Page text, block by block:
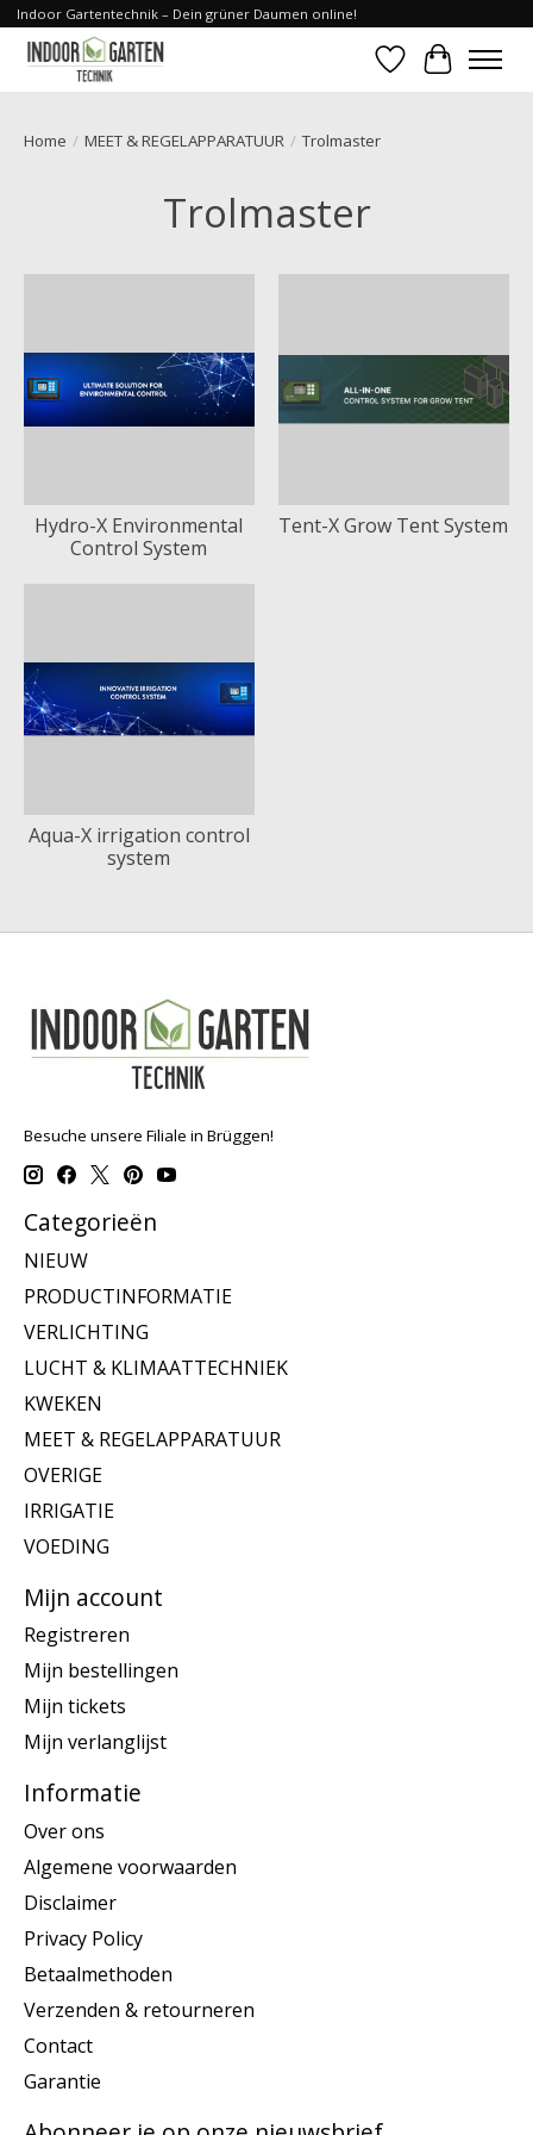
Indoor Gartentechnik – Dein grüner Daumen online!
Verlanglijst
Home / MEET & REGELAPPARATUUR / Trolmaster
Trolmaster
Hydro-X Environmental
Control System
Tent-X Grow Tent System
Aqua-X irrigation control
system
Besuche unsere Filiale in Brüggen!
Categorieën
NIEUW
PRODUCTINFORMATIE
VERLICHTING
LUCHT & KLIMAATTECHNIEK
KWEKEN
MEET & REGELAPPARATUUR
OVERIGE
IRRIGATIE
VOEDING
Mijn account
Registreren
Mijn bestellingen
Mijn tickets
Mijn verlanglijst
Informatie
Over ons
Algemene voorwaarden
Disclaimer
Privacy Policy
Betaalmethoden
Verzenden & retourneren
Contact
Garantie